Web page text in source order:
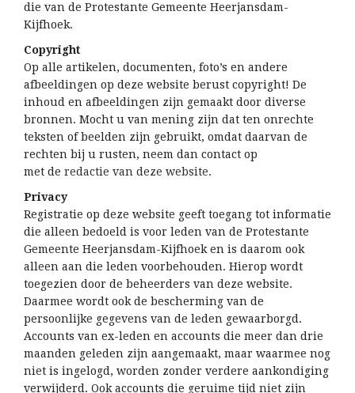
die van de Protestante Gemeente Heerjansdam-
Kijfhoek.
Copyright
Op alle artikelen, documenten, foto’s en andere
afbeeldingen op deze website berust copyright! De
inhoud en afbeeldingen zijn gemaakt door diverse
bronnen. Mocht u van mening zijn dat ten onrechte
teksten of beelden zijn gebruikt, omdat daarvan de
rechten bij u rusten, neem dan contact op
met de redactie van deze website.
Privacy
Registratie op deze website geeft toegang tot informatie
die alleen bedoeld is voor leden van de Protestante
Gemeente Heerjansdam-Kijfhoek en is daarom ook
alleen aan die leden voorbehouden. Hierop wordt
toegezien door de beheerders van deze website.
Daarmee wordt ook de bescherming van de
persoonlijke gegevens van de leden gewaarborgd.
Accounts van ex-leden en accounts die meer dan drie
maanden geleden zijn aangemaakt, maar waarmee nog
niet is ingelogd, worden zonder verdere aankondiging
verwijderd. Ook accounts die geruime tijd niet zijn